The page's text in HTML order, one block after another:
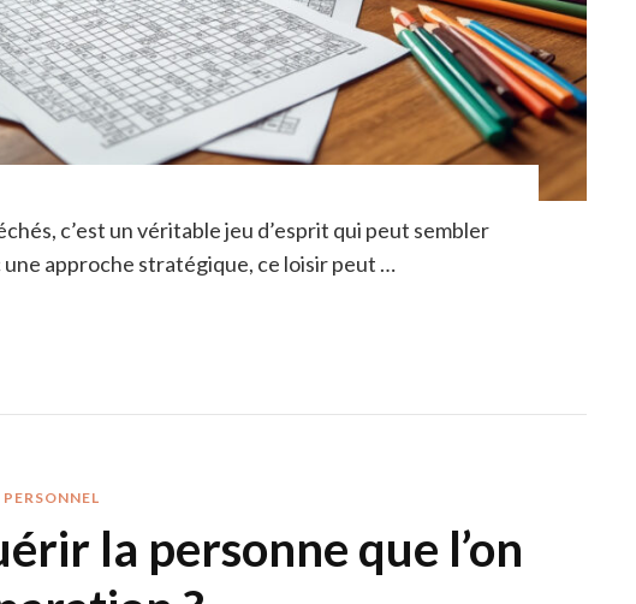
c’est un véritable jeu d’esprit qui peut sembler
approche stratégique, ce loisir peut …
la personne que l’on